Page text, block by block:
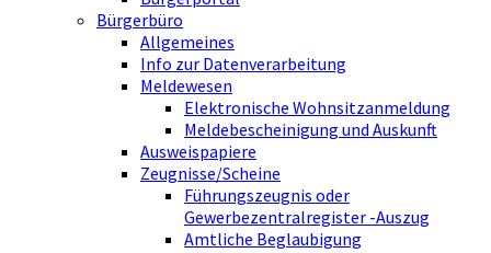
Bürgerbüro
Allgemeines
Info zur Datenverarbeitung
Meldewesen
Elektronische Wohnsitzanmeldung
Meldebescheinigung und Auskunft
Ausweispapiere
Zeugnisse/Scheine
Führungszeugnis oder
Gewerbezentralregister -Auszug
Amtliche Beglaubigung